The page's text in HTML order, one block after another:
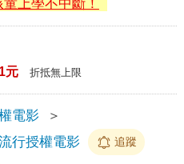
上學不中斷！
元 折抵無上限
電影
＞
行授權電影 追蹤